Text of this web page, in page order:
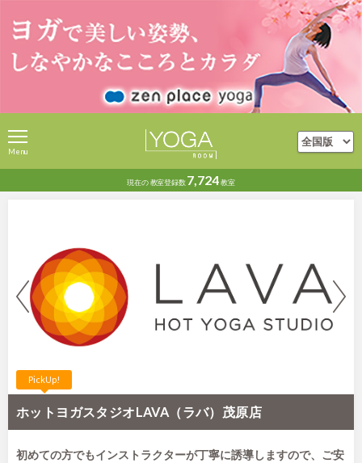
現在の教室登録数 7,724教室
Menu
PickUp!
ホットヨガスタジオLAVA（ラバ）茂原店
初めての方でもインストラクターが丁寧に誘導しますので、ご安